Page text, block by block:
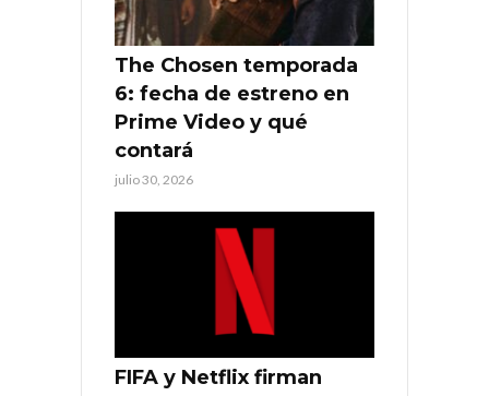
The Chosen temporada
6: fecha de estreno en
Prime Video y qué
contará
julio 30, 2026
FIFA y Netflix firman